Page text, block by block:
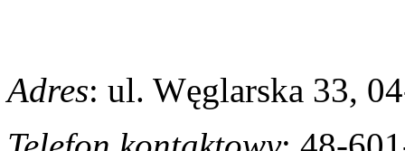
Adres: ul. Węglarska 33,